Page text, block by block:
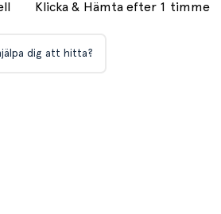
Klicka & Hämta efter 1 timme
dig att hitta?